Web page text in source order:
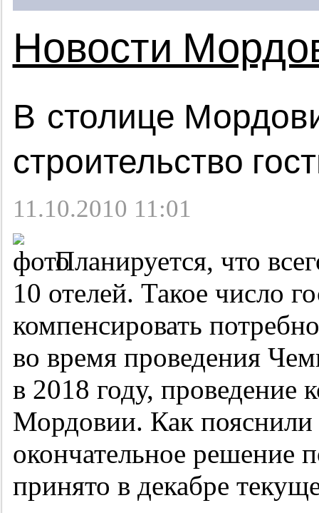
Новости
В столице
строительство
11.10.2010 11:01
Планируется, что
10 отелей. Такое число
компенсировать
во время проведения
в 2018 году, проведение
Мордовии. Как пояснили
окончательное решение
принято в декабре